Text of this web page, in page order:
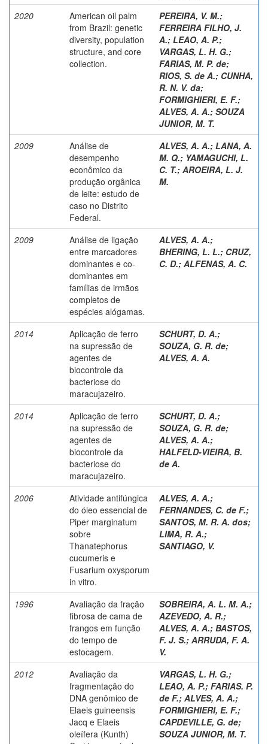
2020
American oil palm
from Brazil: genetic
diversity, population
structure, and core
collection.
PEREIRA, V. M.;
FERREIRA FILHO, J.
A.; LEAO, A. P.;
VARGAS, L. H. G.;
FARIAS, M. P. de;
RIOS, S. de A.; CUNHA,
R. N. V. da;
FORMIGHIERI, E. F.;
ALVES, A. A.; SOUZA
JUNIOR, M. T.
2009
Análise de
desempenho
econômico da
produção orgânica
de leite: estudo de
caso no Distrito
Federal.
ALVES, A. A.; LANA, A.
M. Q.; YAMAGUCHI, L.
C. T.; AROEIRA, L. J.
M.
2009
Análise de ligação
entre marcadores
dominantes e co-
dominantes em
famílias de irmãos
completos de
espécies alógamas.
ALVES, A. A.;
BHERING, L. L.; CRUZ,
C. D.; ALFENAS, A. C.
2014
Aplicação de ferro
na supressão de
agentes de
biocontrole da
bacteriose do
maracujazeiro.
SCHURT, D. A.;
SOUZA, G. R. de;
ALVES, A. A.
2014
Aplicação de ferro
na supressão de
agentes de
biocontrole da
bacteriose do
maracujazeiro.
SCHURT, D. A.;
SOUZA, G. R. de;
ALVES, A. A.;
HALFELD-VIEIRA, B.
de A.
2006
Atividade antifúngica
do óleo essencial de
Piper marginatum
sobre
Thanatephorus
cucumeris e
Fusarium oxysporum
in vitro.
ALVES, A. A.;
FERNANDES, C. de F.;
SANTOS, M. R. A. dos;
LIMA, R. A.;
SANTIAGO, V.
1996
Avaliação da fração
fibrosa de cama de
frangos em função
do tempo de
estocagem.
SOBREIRA, A. L. M. A.;
AZEVEDO, A. R.;
ALVES, A. A.; BASTOS,
F. J. S.; ARRUDA, F. A.
V.
2012
Avaliação da
fragmentação do
DNA genômico de
Elaeis guineensis
Jacq e Elaeis
oleífera (Kunth)
VARGAS, L. H. G.;
LEAO, A. P.; FARIAS. P.
de F.; ALVES, A. A.;
FORMIGHIERI, E. F.;
CAPDEVILLE, G. de;
SOUZA JUNIOR, M. T.